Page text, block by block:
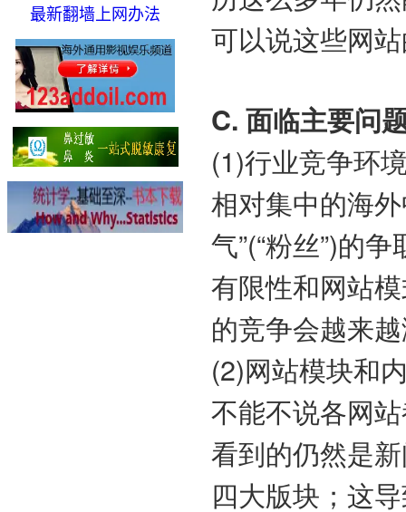
最新翻墙上网办法
可以说这些网
C. 面临主要问
(1)行业竞争环
相对集中的海
气”(“粉丝”)的
有限性和网站
的竞争会越来
(2)网站模块和
不能不说各网
看到的仍然是
四大版块；这